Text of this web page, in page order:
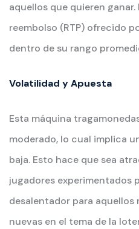
aquellos que quieren
reembolso (RTP) ofrecido
dentro de su rango
Volatilidad y Apuesta
Esta máquina
moderado, lo cual implica
baja. Esto hace que sea
jugadores experimentados
desalentador para aquellos
nuevas en el tema de la